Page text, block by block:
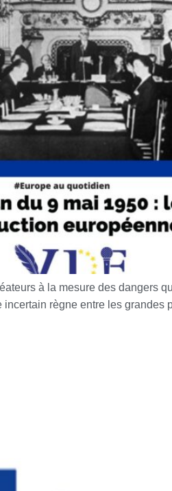
à la mesure des dangers
règne entre les grandes